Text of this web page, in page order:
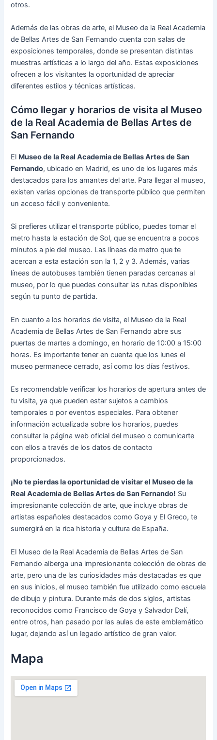
otros.
Además de las obras de arte, el Museo de la Real Academia
de Bellas Artes de San Fernando cuenta con salas de
exposiciones temporales, donde se presentan distintas
muestras artísticas a lo largo del año. Estas exposiciones
ofrecen a los visitantes la oportunidad de apreciar
diferentes estilos y técnicas artísticas.
Cómo llegar y horarios de visita al Museo
de la Real Academia de Bellas Artes de
San Fernando
El Museo de la Real Academia de Bellas Artes de San
Fernando, ubicado en Madrid, es uno de los lugares más
destacados para los amantes del arte. Para llegar al museo,
existen varias opciones de transporte público que permiten
un acceso fácil y conveniente.
Si prefieres utilizar el transporte público, puedes tomar el
metro hasta la estación de Sol, que se encuentra a pocos
minutos a pie del museo. Las líneas de metro que te
acercan a esta estación son la 1, 2 y 3. Además, varias
líneas de autobuses también tienen paradas cercanas al
museo, por lo que puedes consultar las rutas disponibles
según tu punto de partida.
En cuanto a los horarios de visita, el Museo de la Real
Academia de Bellas Artes de San Fernando abre sus
puertas de martes a domingo, en horario de 10:00 a 15:00
horas. Es importante tener en cuenta que los lunes el
museo permanece cerrado, así como los días festivos.
Es recomendable verificar los horarios de apertura antes de
tu visita, ya que pueden estar sujetos a cambios
temporales o por eventos especiales. Para obtener
información actualizada sobre los horarios, puedes
consultar la página web oficial del museo o comunicarte
con ellos a través de los datos de contacto
proporcionados.
¡No te pierdas la oportunidad de visitar el Museo de la
Real Academia de Bellas Artes de San Fernando! Su
impresionante colección de arte, que incluye obras de
artistas españoles destacados como Goya y El Greco, te
sumergirá en la rica historia y cultura de España.
El Museo de la Real Academia de Bellas Artes de San
Fernando alberga una impresionante colección de obras de
arte, pero una de las curiosidades más destacadas es que
en sus inicios, el museo también fue utilizado como escuela
de dibujo y pintura. Durante más de dos siglos, artistas
reconocidos como Francisco de Goya y Salvador Dalí,
entre otros, han pasado por las aulas de este emblemático
lugar, dejando así un legado artístico de gran valor.
Mapa